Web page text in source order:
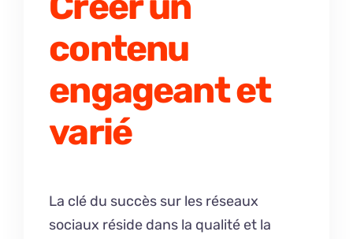
contenu
engageant et
varié
La clé du succès sur les réseaux
sociaux réside dans la qualité et la